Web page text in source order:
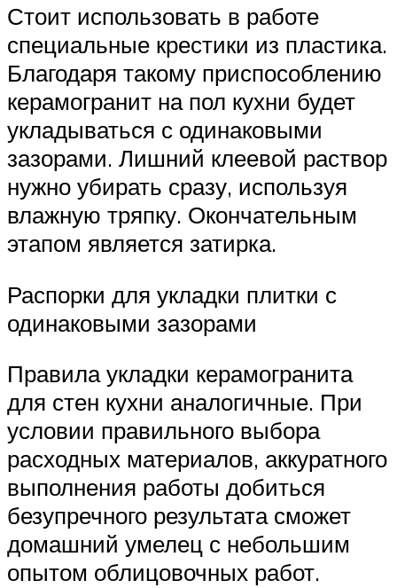
Стоит использовать в работе
специальные крестики из пластика.
Благодаря такому приспособлению
керамогранит на пол кухни будет
укладываться с одинаковыми
зазорами. Лишний клеевой раствор
нужно убирать сразу, используя
влажную тряпку. Окончательным
этапом является затирка.
Распорки для укладки плитки с
одинаковыми зазорами
Правила укладки керамогранита
для стен кухни аналогичные. При
условии правильного выбора
расходных материалов, аккуратного
выполнения работы добиться
безупречного результата сможет
домашний умелец с небольшим
опытом облицовочных работ.